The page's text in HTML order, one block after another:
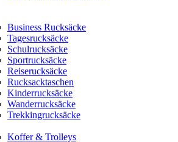
Business Rucksäcke
Tagesrucksäcke
Schulrucksäcke
Sportrucksäcke
Reiserucksäcke
Rucksacktaschen
Kinderrucksäcke
Wanderrucksäcke
Trekkingrucksäcke
Koffer & Trolleys